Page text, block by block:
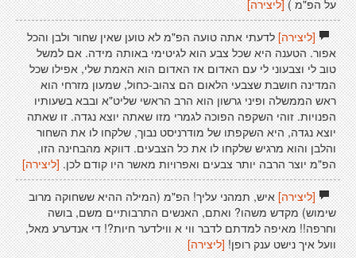
על הפ"מ )[ליצירה]
[ליצירה]לדעתי אתה טועה הפ"מ לא טוען שאין שחור ולבן והכל
אפור. הטענה היא שכל צבע הוא לגיטימי באותה מידה. אם למשל
טוב לי וצבעוני לי עם האדום אז האדום הוא האמת שלי, אפילו שכל
המדינה חושבת שצבעי הלאום הם צהוב-כחול, שמעון מזרחי הוא
ראש הממשלה ופיני גרשון הוא הרב הראשי שליט"א ובבא בשעותיו
הפנויות. זוהי השקפה הפוכה לגמרי מזו שאתה יוצא נגדה. זו שאתה
יוצא נגדה, היא השקפתו של מודרניסט נבוך, שלקחו לו את השחור
והלבן והוא מרגיש שלקחו לו את כל הצבעים. דווקא מהבחינה הזו,
הפ"מ יוצר הרבה יותר צבעים ואפרויות מאשר היו קודם לכן. [ליצירה]
[ליצירה]איש, תמהני עליך! הפ"מ (המילה ההיא ששחוקה מרוב
שימוש) מקדש משהו? ואתם, האנשים התרבותיים משם, בושה
וחרפה!! מאיפה למדתם לדבר ווי א ווילדער חיות?! די אנדערע מאל,
וועל איך נישט ענק רופן! [ליצירה]